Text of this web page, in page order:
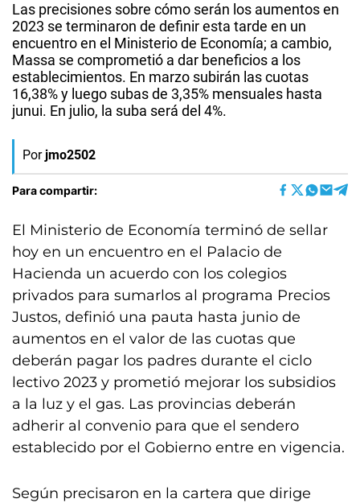
Las precisiones sobre cómo serán los aumentos en
2023 se terminaron de definir esta tarde en un
encuentro en el Ministerio de Economía; a cambio,
Massa se comprometió a dar beneficios a los
establecimientos. En marzo subirán las cuotas
16,38% y luego subas de 3,35% mensuales hasta
junui. En julio, la suba será del 4%.
Por jmo2502
Para compartir:
El Ministerio de Economía terminó de sellar
hoy en un encuentro en el Palacio de
Hacienda un acuerdo con los colegios
privados para sumarlos al programa Precios
Justos, definió una pauta hasta junio de
aumentos en el valor de las cuotas que
deberán pagar los padres durante el ciclo
lectivo 2023 y prometió mejorar los subsidios
a la luz y el gas. Las provincias deberán
adherir al convenio para que el sendero
establecido por el Gobierno entre en vigencia.
Según precisaron en la cartera que dirige